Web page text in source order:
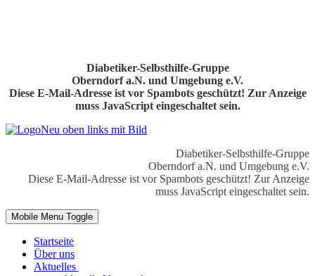
Diabetiker-Selbsthilfe-Gruppe
Oberndorf a.N. und Umgebung e.V.
Diese E-Mail-Adresse ist vor Spambots geschützt! Zur Anzeige
muss JavaScript eingeschaltet sein.
Diabetiker-Selbsthilfe-Gruppe
Oberndorf a.N. und Umgebung e.V.
Diese E-Mail-Adresse ist vor Spambots geschützt! Zur Anzeige
muss JavaScript eingeschaltet sein.
Mobile Menu Toggle
Startseite
Über uns
Aktuelles